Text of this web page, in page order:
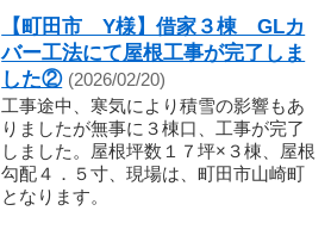
【町田市 Y様】借家３棟 GLカ
バー工法にて屋根工事が完了しま
した② (2026/02/20)
工事途中、寒気により積雪の影響もあ
りましたが無事に３棟口、工事が完了
しました。屋根坪数１７坪×３棟、屋根
勾配４．５寸、現場は、町田市山崎町
となります。